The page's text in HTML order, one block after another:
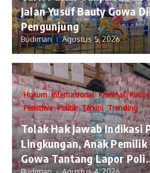
Jalan Yusuf Bauty Gowa
Pengunjung
Budiman Agustus 5, 2026
Hukum Internasional Kriminal
Peristiwa Politik Terkini Trending
Tolak Hak Jawab Indikasi
Lingkungan, Anak Pemilik
Gowa Tantang Lapor